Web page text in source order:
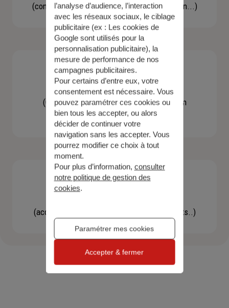
(concernant une actualité, une réglementation...)
Contacter un agent
(Obtenir un devis, une information, faire un
bilan...)
(accéder à l'espace client, gérer mes contrats..)
l’analyse d’audience, l’interaction
avec les réseaux sociaux, le ciblage
publicitaire (ex : Les cookies de
Google sont utilisés pour la
personnalisation publicitaire), la
mesure de performance de nos
campagnes publicitaires.
Pour certains d’entre eux, votre
consentement est nécessaire. Vous
pouvez paramétrer ces cookies ou
bien tous les accepter, ou alors
décider de continuer votre
navigation sans les accepter. Vous
pourrez modifier ce choix à tout
moment.
Pour plus d’information, consulter
notre politique de gestion des
cookies.
Paramétrer mes cookies
Accepter & fermer